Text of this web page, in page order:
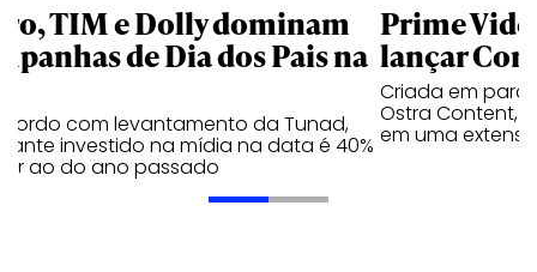
TIM e Dolly dominam
de Dia dos Pais na
com levantamento da Tunad,
investido na mídia na data é 40%
ao do ano passado
Prime
lançar
Criada em
Ostra Content,
em uma